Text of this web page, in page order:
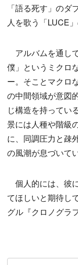
「語る死す」の
人を歌う「LUCE
アルバムを通し
僕」というミクロ
ー。そことマクロ
の中間領域が意図
じ構造を持ってい
景には人種や階級
に、同調圧力と疎
の風潮が息づいてい
個人的には、彼
てほしいと期待し
グル『クロノグラ